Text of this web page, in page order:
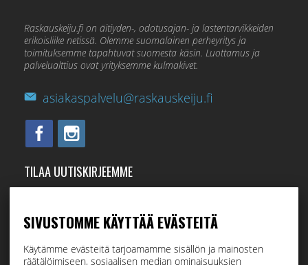
SIVUSTOMME KÄYTTÄÄ EVÄSTEITÄ
Käytämme evästeitä tarjoamamme sisällön ja mainosten
räätälöimiseen, sosiaalisen median ominaisuuksien
Raskauskeiju.fi on äitiyden-, odotusajan- ja lastentarvikkeiden
erikoisliike netissä. Olemme suomalainen perheyritys ja
toimituksemme tapahtuvat suomesta käsin. Luottamus ja
palvelualttius ovat yrityksemme kulmakivet.
asiakaspalvelu@raskauskeiju.fi
TILAA UUTISKIRJEEMME
sähköpostiisi.